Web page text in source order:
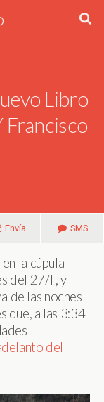
Libro
Francisco
Envía SMS
la cúpula
del 27/F, y
de las noches
que, a las 3:34
del